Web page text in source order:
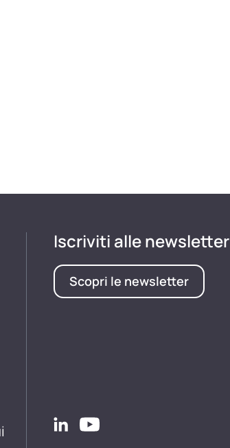
Iscriviti alle newsletter
Scopri le newsletter